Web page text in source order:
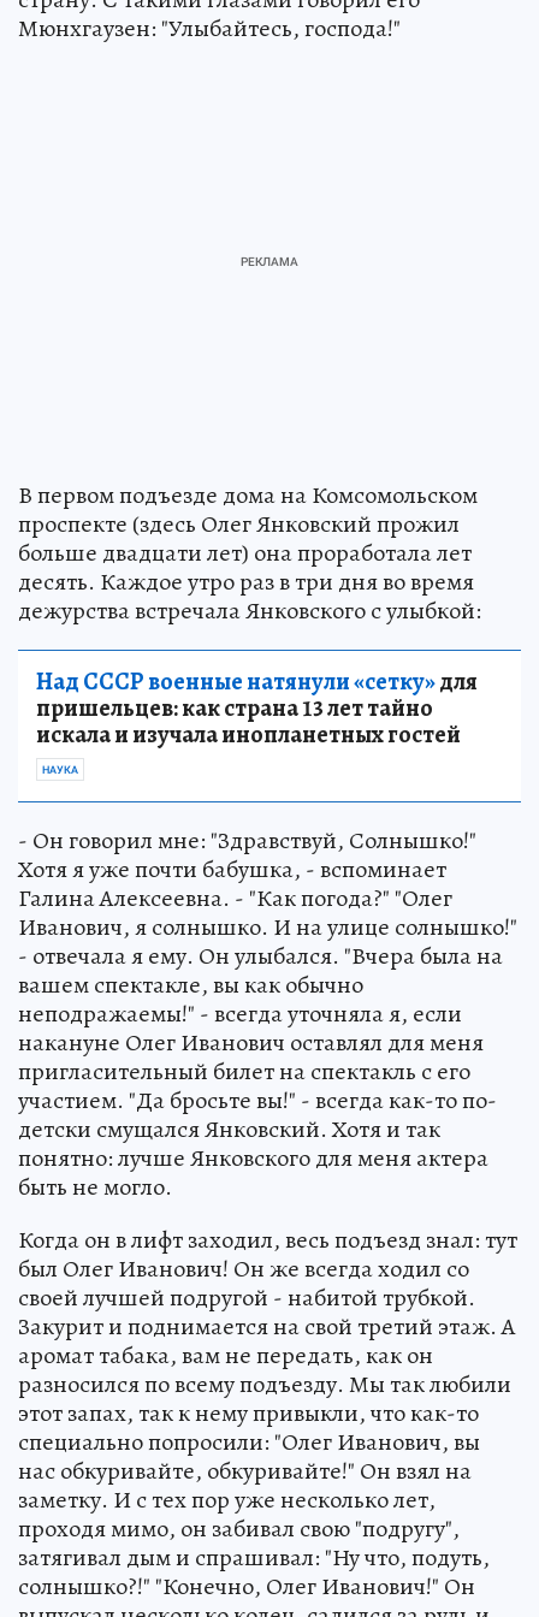
Мюнхгаузен: "Улыбайтесь, господа!"
В первом подъезде дома на Комсомольском
проспекте (здесь Олег Янковский прожил
больше двадцати лет) она проработала лет
десять. Каждое утро раз в три дня во время
дежурства встречала Янковского с улыбкой:
Над СССР военные натянули «сетку»для
пришельцев: как страна 13 лет тайно
искала и изучала инопланетных гостей
НАУКА
- Он говорил мне: "Здравствуй, Солнышко!"
Хотя я уже почти бабушка, - вспоминает
Галина Алексеевна. - "Как погода?" "Олег
Иванович, я солнышко. И на улице солнышко!"
- отвечала я ему. Он улыбался. "Вчера была на
вашем спектакле, вы как обычно
неподражаемы!" - всегда уточняла я, если
накануне Олег Иванович оставлял для меня
пригласительный билет на спектакль с его
участием. "Да бросьте вы!" - всегда как-то по-
детски смущался Янковский. Хотя и так
понятно: лучше Янковского для меня актера
быть не могло.
Когда он в лифт заходил, весь подъезд знал: тут
был Олег Иванович! Он же всегда ходил со
своей лучшей подругой - набитой трубкой.
Закурит и поднимается на свой третий этаж. А
аромат табака, вам не передать, как он
разносился по всему подъезду. Мы так любили
этот запах, так к нему привыкли, что как-то
специально попросили: "Олег Иванович, вы
нас обкуривайте, обкуривайте!" Он взял на
заметку. И с тех пор уже несколько лет,
проходя мимо, он забивал свою "подругу",
затягивал дым и спрашивал: "Ну что, подуть,
солнышко?!" "Конечно, Олег Иванович!" Он